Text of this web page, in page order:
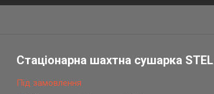
Стаціонарна шахтна сушарка
Під замовлення